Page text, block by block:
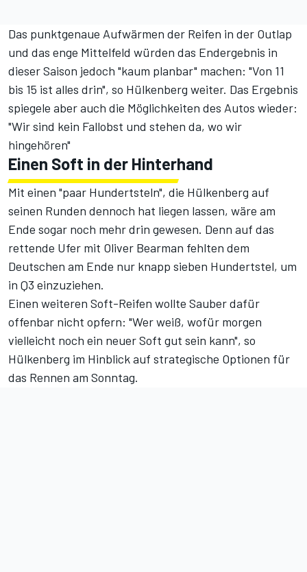
Das punktgenaue Aufwärmen der Reifen in der Outlap
und das enge Mittelfeld würden das Endergebnis in
dieser Saison jedoch "kaum planbar" machen: "Von 11
bis 15 ist alles drin", so Hülkenberg weiter. Das Ergebnis
spiegele aber auch die Möglichkeiten des Autos wieder:
"Wir sind kein Fallobst und stehen da, wo wir
hingehören"
Einen Soft in der Hinterhand
Mit einen "paar Hundertsteln", die Hülkenberg auf
seinen Runden dennoch hat liegen lassen, wäre am
Ende sogar noch mehr drin gewesen. Denn auf das
rettende Ufer mit Oliver Bearman fehlten dem
Deutschen am Ende nur knapp sieben Hundertstel, um
in Q3 einzuziehen.
Einen weiteren Soft-Reifen wollte Sauber dafür
offenbar nicht opfern: "Wer weiß, wofür morgen
vielleicht noch ein neuer Soft gut sein kann", so
Hülkenberg im Hinblick auf strategische Optionen für
das Rennen am Sonntag.